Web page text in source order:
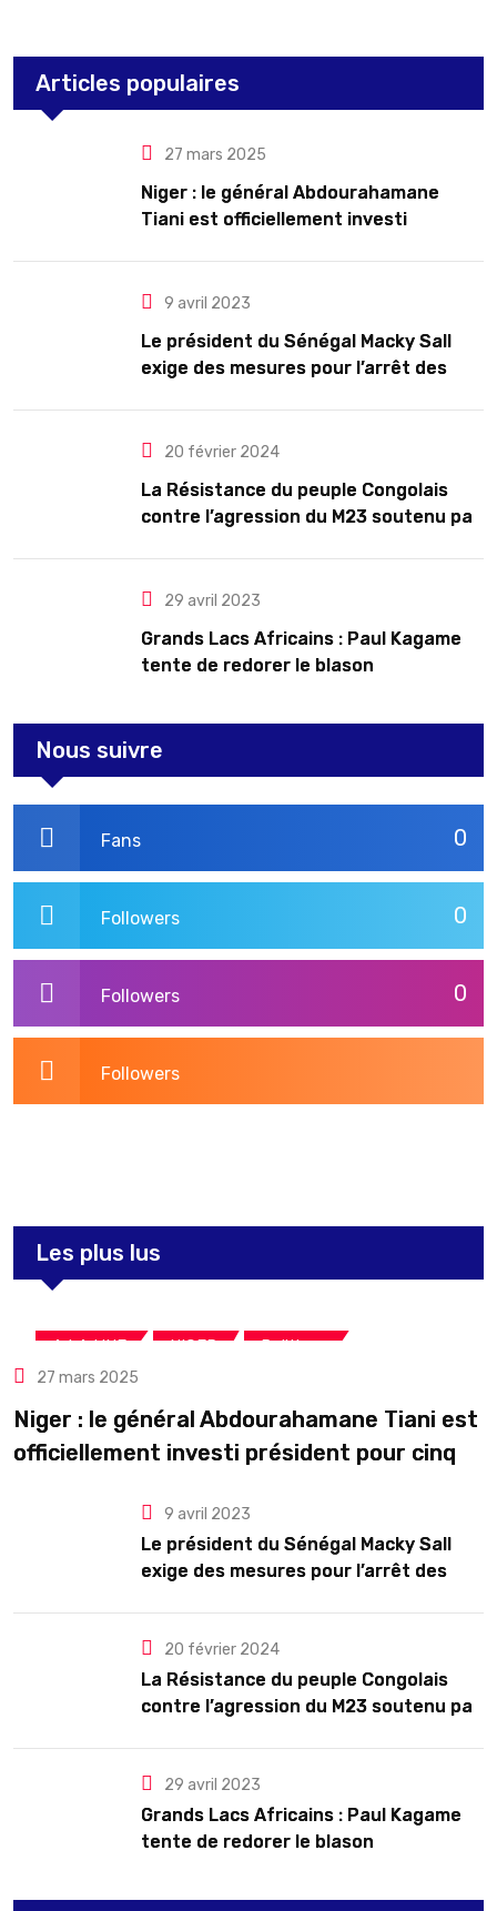
Articles populaires
27 mars 2025
Niger : le général Abdourahamane
Tiani est officiellement investi
9 avril 2023
Le président du Sénégal Macky Sall
exige des mesures pour l’arrêt des
20 février 2024
La Résistance du peuple Congolais
contre l’agression du M23 soutenu par
29 avril 2023
Grands Lacs Africains : Paul Kagame
tente de redorer le blason
Nous suivre
0
Fans
0
Followers
0
Followers
Followers
Les plus lus
A LA UNE NIGER Politique
27 mars 2025
Niger : le général Abdourahamane Tiani est
officiellement investi président pour cinq
9 avril 2023
Le président du Sénégal Macky Sall
exige des mesures pour l’arrêt des
20 février 2024
La Résistance du peuple Congolais
contre l’agression du M23 soutenu par
29 avril 2023
Grands Lacs Africains : Paul Kagame
tente de redorer le blason